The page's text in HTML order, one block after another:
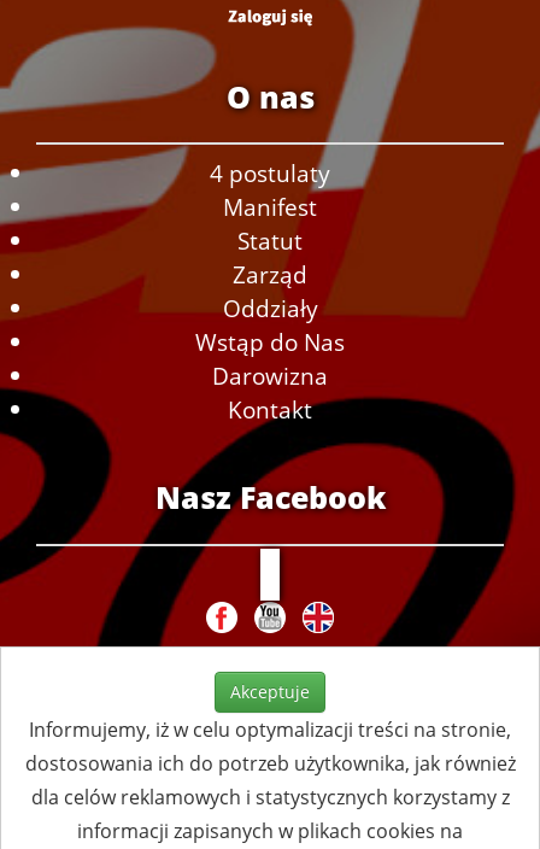
O nas
4 postulaty
Manifest
Statut
Zarząd
Oddziały
Wstąp do Nas
Darowizna
Kontakt
Nasz Facebook
Akceptuje
Informujemy, iż w celu optymalizacji treści na stronie,
dostosowania ich do potrzeb użytkownika, jak również
dla celów reklamowych i statystycznych korzystamy z
informacji zapisanych w plikach cookies na